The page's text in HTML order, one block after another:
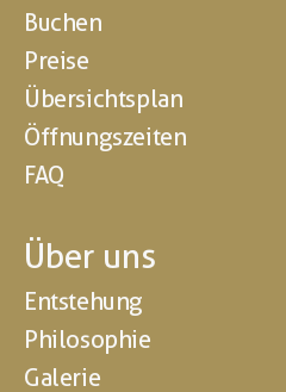
Buchen
Preise
Übersichtsplan
Öffnungszeiten
FAQ
Über uns
Entstehung
Philosophie
Galerie